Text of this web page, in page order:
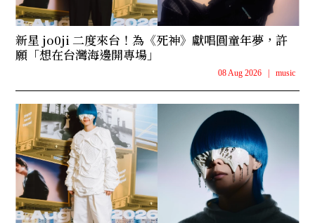
新星 jo0ji 二度來台！為《死神》獻唱圓童年夢，許
願「想在台灣海邊開專場」
08 Aug 2026 music